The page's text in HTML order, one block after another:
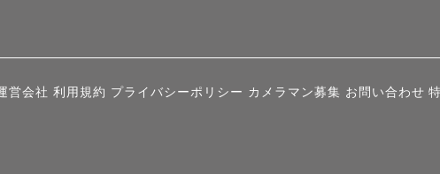
営会社 利用規約 プライバシーポリシー カメラマン募集 お問い合わせ